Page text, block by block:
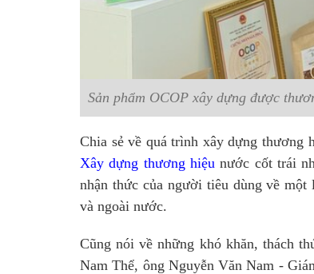
Sản phẩm OCOP xây dựng được
Chia sẻ về quá trình xây dựng thương
Xây dựng thương hiệu nước cốt trái
nhận thức của người tiêu dùng về
và ngoài nước.
Cũng nói về những khó khăn, thách
Nam Thể, ông Nguyễn Văn Nam -